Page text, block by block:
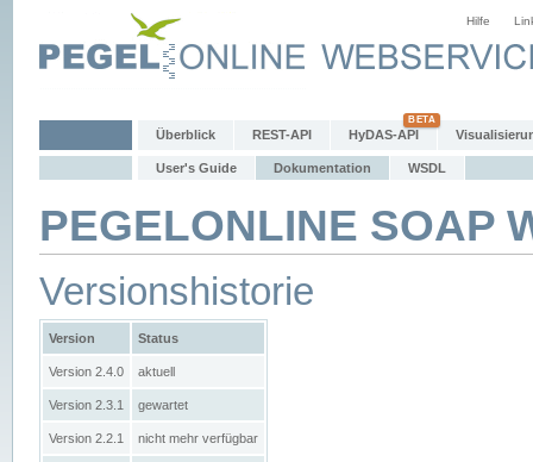
Hilfe
Überblick REST-API HyDAS-API
User's Guide Dokumentation WSDL
PEGELONLINE SOAP
Versionshistorie
Version Status
Version 2.4.0 aktuell
Version 2.3.1 gewartet
Version 2.2.1 nicht mehr verfügbar